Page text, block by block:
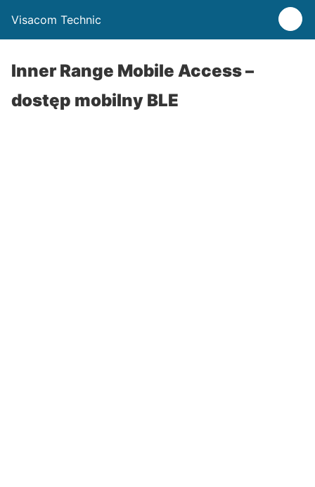
Visacom Technic
Inner Range Mobile Access –
dostęp mobilny BLE